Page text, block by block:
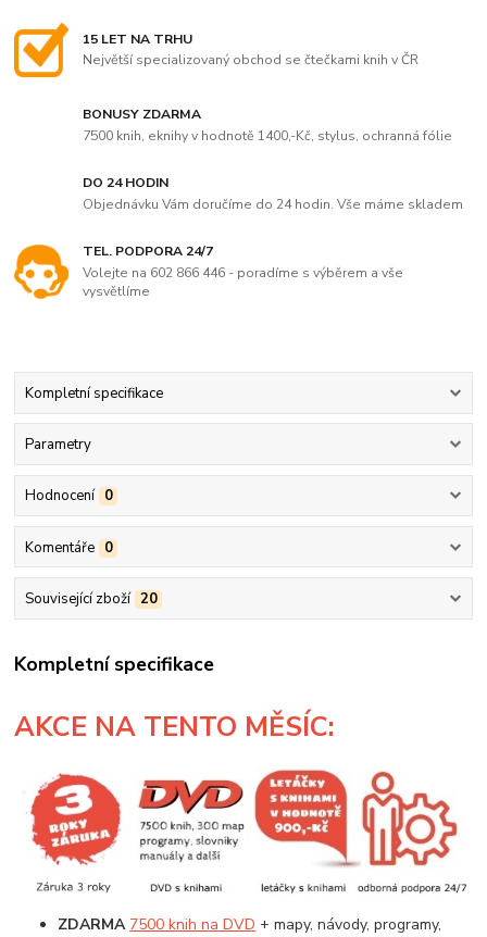
15 LET NA TRHU
Největší specializovaný obchod se čtečkami knih v ČR
BONUSY ZDARMA
7500 knih, eknihy v hodnotě 1400,-Kč, stylus, ochranná fólie
DO 24 HODIN
Objednávku Vám doručíme do 24 hodin. Vše máme skladem
TEL. PODPORA 24/7
Volejte na 602 866 446 - poradíme s výběrem a vše
vysvětlíme
Kompletní specifikace
Parametry
Hodnocení 0
Komentáře 0
Související zboží 20
Kompletní specifikace
AKCE NA TENTO MĚSÍC:
ZDARMA 7500 knih na DVD + mapy, návody, programy,